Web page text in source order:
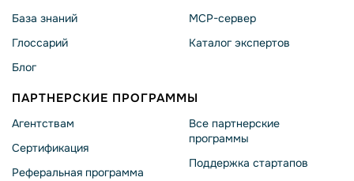
База знаний
Глоссарий
Блог
MCP-сервер
Каталог экспертов
ПАРТНЕРСКИЕ ПРОГРАММЫ
Агентствам
Сертификация
Реферальная программа
Все партнерские
программы
Поддержка стартапов